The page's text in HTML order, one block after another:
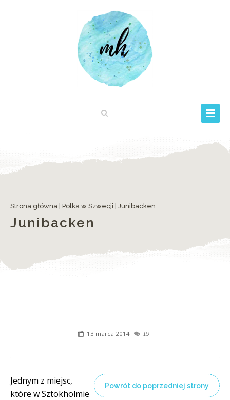
Strona główna Polka w Szwecji Junibacken
Junibacken
13 marca 2014 16
Powrót do poprzedniej strony
Jednym z miejsc,
które w Sztokholmie